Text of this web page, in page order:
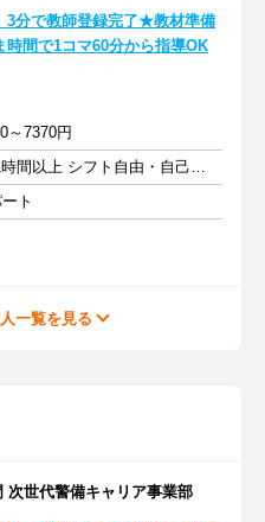
3分で教師登録完了★教材準備
時間で1コマ60分から指導OK
～7370円
週1日以上 1日1時間以上 シフト自由・自己申告
ト
一覧を見る
世代警備キャリア事業部